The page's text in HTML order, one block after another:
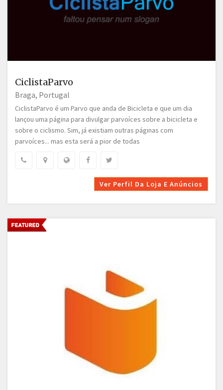
CiclistaParvo
Braga, Portugal
CiclistaParvo é um Parvo que anda de Bicicleta e que um dia
lançou uma página para divulgar parvoíces sobre a bicicleta e
sobre o ciclismo. Sim, já existiam outras páginas com
parvoíces... mas esta será a pior de todas
Ver Perfil Da Loja E Anúncios